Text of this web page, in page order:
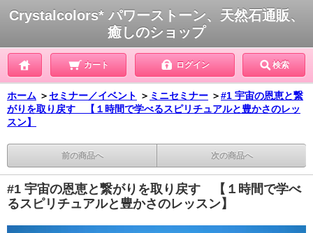
Crystalcolors* パワーストーン、天然石通販、
癒しのショップ
カート ログイン 検索
ホーム ＞セミナー／イベント ＞ ミニセミナー ＞#1 宇宙の恩恵と繋
がりを取り戻す 【１時間で学べるスピリチュアルと豊かさのレッ
スン】
前の商品へ 次の商品へ
#1 宇宙の恩恵と繋がりを取り戻す 【１時間で学べ
るスピリチュアルと豊かさのレッスン】